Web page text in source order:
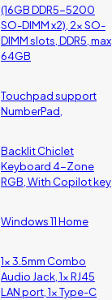
(16GB DDR5-5200
SO-DIMM x2), 2x SO-
DIMM slots, DDR5, max
64GB
Touchpad support
NumberPad,
Backlit Chiclet
Keyboard 4-Zone
RGB, With Copilot key
Windows 11 Home
1x 3.5mm Combo
Audio Jack, 1x RJ45
LAN port, 1x Type-C